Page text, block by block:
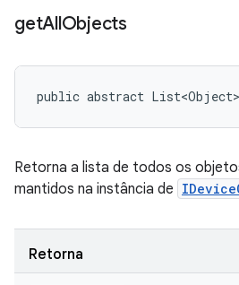
getAllObjects
public abstract
Retorna a lista de todos os
mantidos na instância de
Retorna